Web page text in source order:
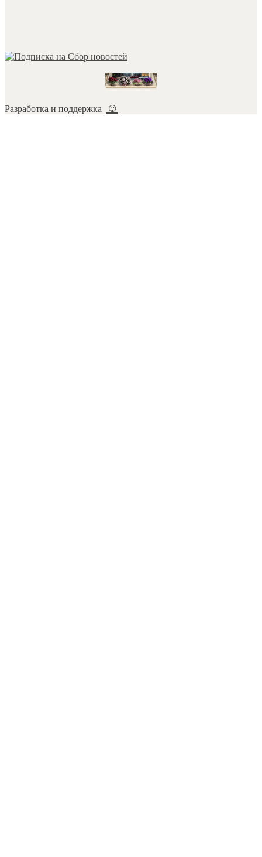
Разработка и поддержка ☺